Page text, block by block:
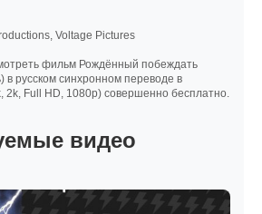
Voltage Pictures
фильм Рождённый побеждать
в русском синхронном переводе в
2k, Full HD, 1080p) совершенно бесплатно.
видео